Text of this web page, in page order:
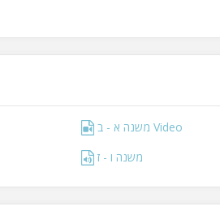
משנה א - ב Video
משנה ו - ז